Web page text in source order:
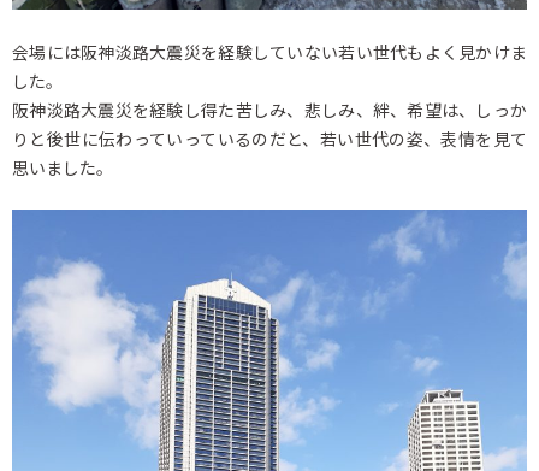
会場には阪神淡路大震災を経験していない若い世代もよく見かけま
した。
阪神淡路大震災を経験し得た苦しみ、悲しみ、絆、希望は、しっか
りと後世に伝わっていっているのだと、若い世代の姿、表情を見て
思いました。